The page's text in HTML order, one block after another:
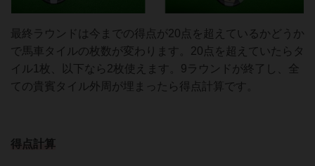
最終ラウンドは今までの得点が20点を超えているかどうか
で馬車タイルの枚数が変わります。20点を超えていたらタ
イル1枚、以下なら2枚使えます。9ラウンドが終了し、全
ての貴賓タイル外周が埋まったら得点計算です。
得点計算